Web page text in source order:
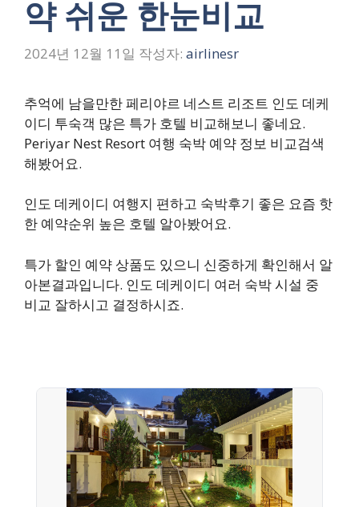
약 쉬운 한눈비교
2024년 12월 11일 작성자: airlinesr
추억에 남을만한 페리야르 네스트 리조트 인도 데케
이디 투숙객 많은 특가 호텔 비교해보니 좋네요.
Periyar Nest Resort 여행 숙박 예약 정보 비교검색
해봤어요.
인도 데케이디 여행지 편하고 숙박후기 좋은 요즘 핫
한 예약순위 높은 호텔 알아봤어요.
특가 할인 예약 상품도 있으니 신중하게 확인해서 알
아본결과입니다. 인도 데케이디 여러 숙박 시설 중
비교 잘하시고 결정하시죠.